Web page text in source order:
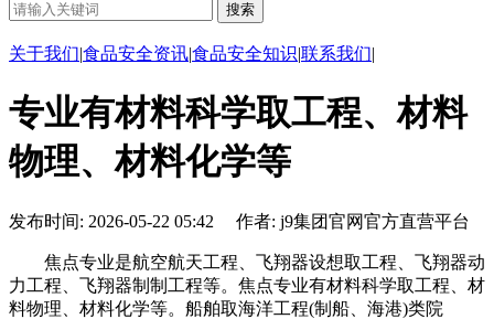
关于我们|食品安全资讯|食品安全知识|联系我们|
专业有材料科学取工程、材料
物理、材料化学等
发布时间: 2026-05-22 05:42 作者: j9集团官网官方直营平台
焦点专业是航空航天工程、飞翔器设想取工程、飞翔器动
力工程、飞翔器制制工程等。焦点专业有材料科学取工程、材
料物理、材料化学等。船舶取海洋工程(制船、海港)类院